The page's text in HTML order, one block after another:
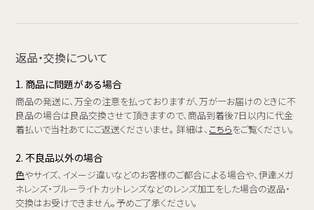
返品・交換について
1. 商品に問題がある場合
商品の発送に、万全の注意を払っておりますが、万が一お届けのときに不
良品の場合は良品交換させて頂きますので、商品到着後7日以内に代金
着払いで当社あてにご返送くださいませ。 詳細は、 こちらをご覧ください。
2. 不良品以外の場合
色やサイズ、イメージ違いなどのお客様のご都合による場合や、伊達メガ
ネレンズ・ブルーライトカットレンズなどのレンズ加工をした場合の返品・
交換はお受けできません。予めご了承ください。